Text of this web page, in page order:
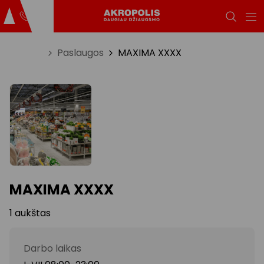
Paslaugos MAXIMA XXXX
MAXIMA XXXX
1 aukštas
Darbo laikas